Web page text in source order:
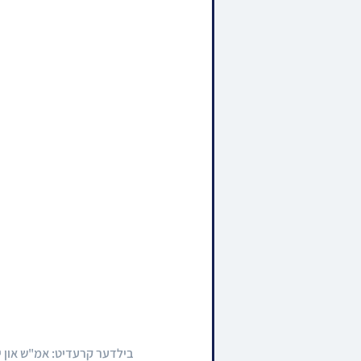
בילדער קרעדיט: אמ"ש און